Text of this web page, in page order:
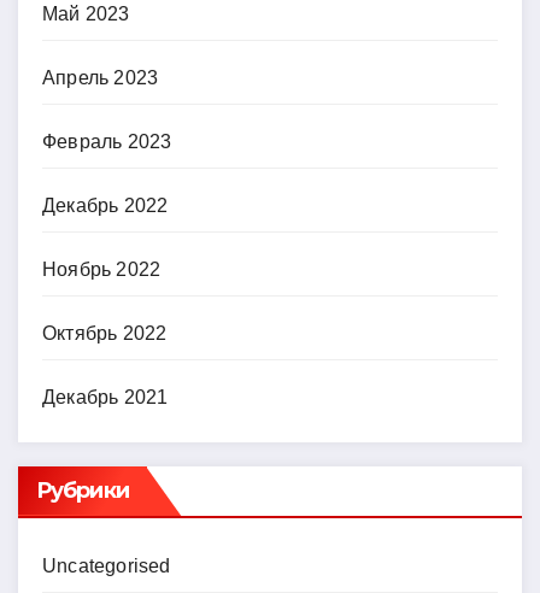
Май 2023
Апрель 2023
Февраль 2023
Декабрь 2022
Ноябрь 2022
Октябрь 2022
Декабрь 2021
Рубрики
Uncategorised